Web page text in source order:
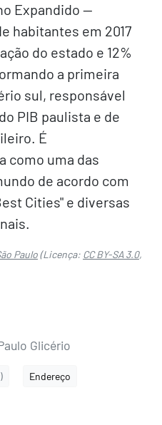
Expandido —
habitantes em 2017
do estado e 12%
a primeira
sul, responsável
PIB paulista e de
É
como uma das
de acordo com
Cities" e diversas
Paulo(Licença: CC BY-SA 3.0,
Glicério
Endereço